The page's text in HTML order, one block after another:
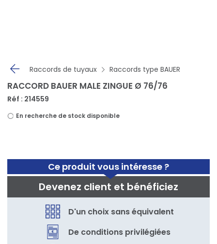
Raccords de tuyaux Raccords type BAUER
Ce produit vous intéresse ?
Devenez client et bénéficiez
D'un choix sans équivalent
De conditions privilégiées
RACCORD BAUER MALE ZINGUE Ø 76/76
Réf : 214559
En recherche de stock disponible